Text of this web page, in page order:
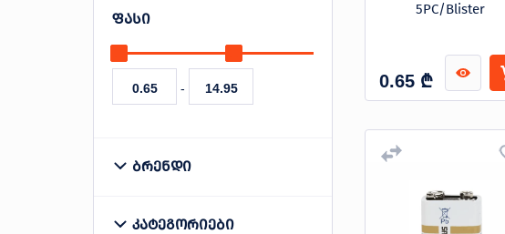
9V
C CR2025 CR2032
D
ფასი
-
ბრენდი
კატეგორიები
5PC/Blister
0.65 ₾